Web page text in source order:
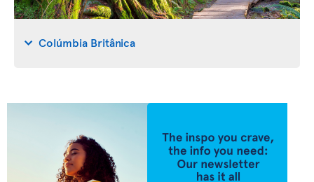
Colúmbia Britânica